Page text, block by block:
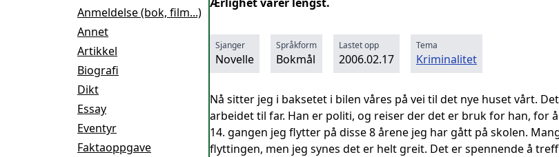
Anmeldelse (bok, film...)
Annet
Artikkel
Biografi
Dikt
Essay
Eventyr
Faktaoppgave
Sjanger
Novelle
Språkform
Bokmål
Lastet opp
2006.02.17
Tema
Kriminalitet
Nå sitter jeg i baksetet i bilen våres på vei til det nye huset vårt.
arbeidet til far. Han er politi, og reiser der det er bruk for han, for
14. gangen jeg flytter på disse 8 årene jeg har gått på skolen.
flyttingen, men jeg synes det er helt greit. Det er spennende å